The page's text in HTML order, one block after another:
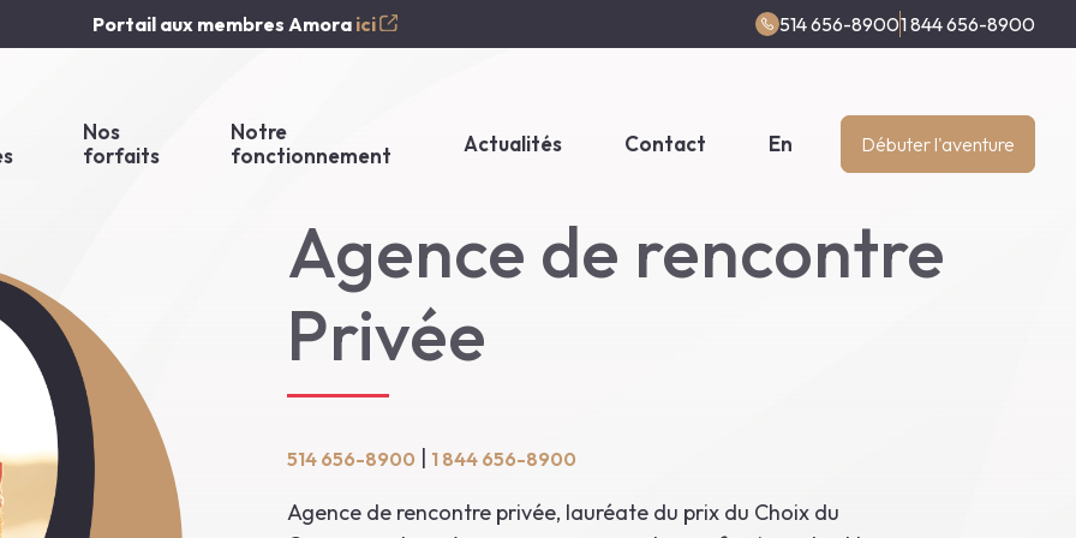
Portail aux membres Amora ici 514 656-89001 844 656-8900
Nos
forfaits
Notre
fonctionnement
Actualités Contact En Débuter l'aventure
Agence de rencontre
Privée
514 656-8900 1 844 656-8900
Agence de rencontre privée, lauréate du prix du Choix du